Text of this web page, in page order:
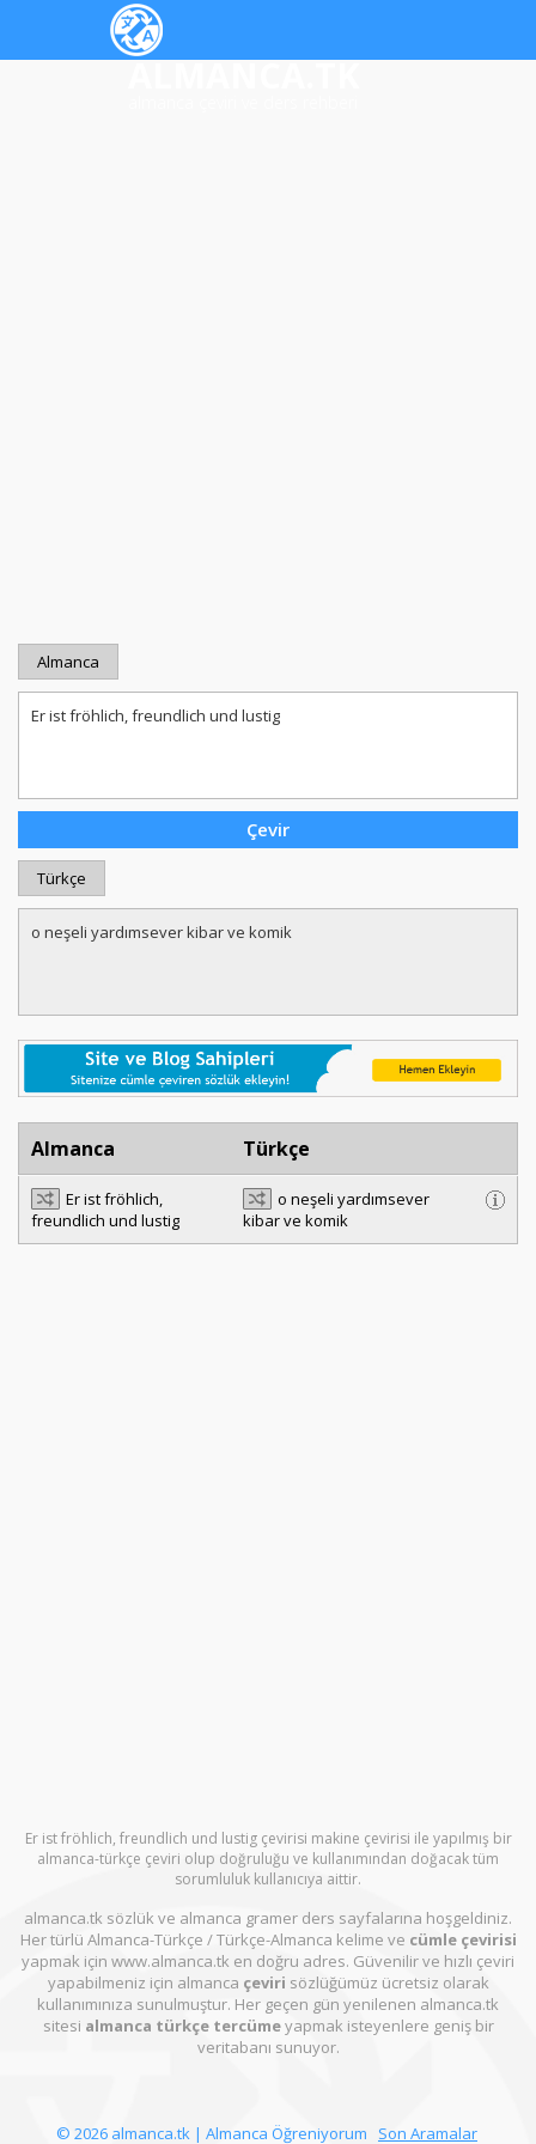
ALMANCA.TK
Almanca
Türkçe
Almanca Türkçe
Er ist fröhlich,
freundlich und lustig
o neşeli yardımsever
kibar ve komik
Er ist fröhlich, freundlich und lustig çevirisi makine çevirisi ile yapılmış bir
almanca-türkçe çeviri olup doğruluğu ve kullanımından doğacak tüm
sorumluluk kullanıcıya aittir.
almanca.tk sözlük ve almanca gramer ders sayfalarına hoşgeldiniz.
Her türlü Almanca-Türkçe / Türkçe-Almanca kelime ve cümle çevirisi
yapmak için www.almanca.tk en doğru adres. Güvenilir ve hızlı çeviri
yapabilmeniz için almanca çeviri sözlüğümüz ücretsiz olarak
kullanımınıza sunulmuştur. Her geçen gün yenilenen almanca.tk
sitesi almanca türkçe tercümeyapmak isteyenlere geniş bir
veritabanı sunuyor.
© 2026 almanca.tk | Almanca Öğreniyorum Son Aramalar